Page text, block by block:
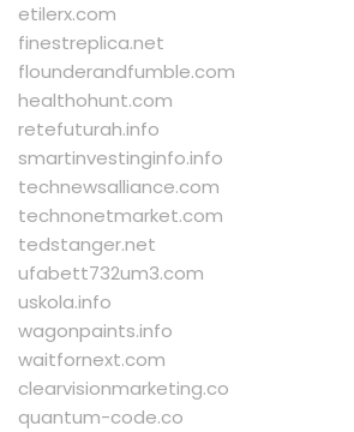
etilerx.com
finestreplica.net
flounderandfumble.com
healthohunt.com
retefuturah.info
smartinvestinginfo.info
technewsalliance.com
technonetmarket.com
tedstanger.net
ufabett732um3.com
uskola.info
wagonpaints.info
waitfornext.com
clearvisionmarketing.co
quantum-code.co